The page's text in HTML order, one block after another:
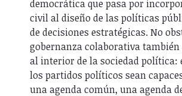
democrática que pasa por
civil al diseño de las políticas
de decisiones estratégicas. No
gobernanza colaborativa también
al interior de la sociedad política:
los partidos políticos sean
una agenda común, una agenda